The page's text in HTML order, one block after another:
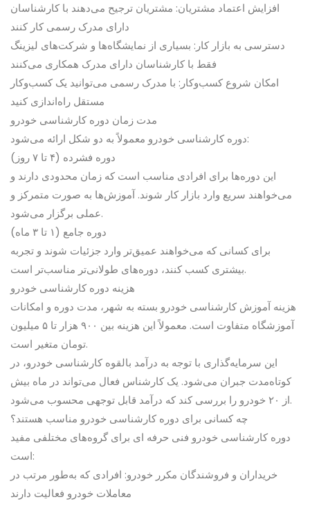
افزایش اعتماد مشتریان: مشتریان ترجیح می‌دهند با کارشناسان
دارای مدرک رسمی کار کنند
دسترسی به بازار کار: بسیاری از نمایشگاه‌ها و شرکت‌های لیزینگ
فقط با کارشناسان دارای مدرک همکاری می‌کنند
امکان شروع کسب‌وکار: با مدرک رسمی می‌توانید یک کسب‌وکار
مستقل راه‌اندازی کنید
مدت زمان دوره کارشناسی خودرو
دوره کارشناسی خودرو معمولاً به دو شکل ارائه می‌شود:
دوره فشرده (۴ تا ۷ روز)
این دوره‌ها برای افرادی مناسب است که زمان محدودی دارند و
می‌خواهند سریع وارد بازار کار شوند. آموزش‌ها به صورت متمرکز و
عملی برگزار می‌شود.
دوره جامع (۱ تا ۳ ماه)
برای کسانی که می‌خواهند عمیق‌تر وارد جزئیات شوند و تجربه
بیشتری کسب کنند، دوره‌های طولانی‌تر مناسب‌تر است.
هزینه دوره کارشناسی خودرو
هزینه آموزش کارشناسی خودرو بسته به شهر، مدت دوره و امکانات
آموزشگاه متفاوت است. معمولاً این هزینه بین ۹۰۰ هزار تا ۵ میلیون
تومان متغیر است.
این سرمایه‌گذاری با توجه به درآمد بالقوه کارشناسی خودرو، در
کوتاه‌مدت جبران می‌شود. یک کارشناس فعال می‌تواند در ماه بیش
از ۲۰ خودرو را بررسی کند که درآمد قابل توجهی محسوب می‌شود.
چه کسانی برای دوره کارشناسی خودرو مناسب هستند؟
دوره کارشناسی خودرو فنی حرفه ای برای گروه‌های مختلفی مفید
است:
خریداران و فروشندگان مکرر خودرو: افرادی که به‌طور مرتب در
معاملات خودرو فعالیت دارند